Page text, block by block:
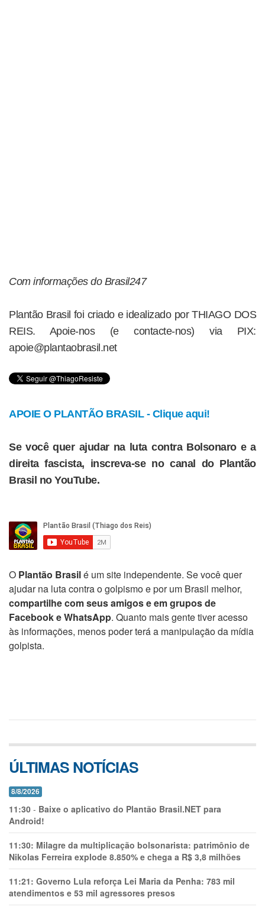
Com informações do Brasil247
Plantão Brasil foi criado e idealizado por THIAGO DOS
REIS. Apoie-nos (e contacte-nos) via PIX:
apoie@plantaobrasil.net
APOIE O PLANTÃO BRASIL - Clique aqui!
Se você quer ajudar na luta contra Bolsonaro e a
direita fascista, inscreva-se no canal do Plantão
Brasil no YouTube.
O Plantão Brasilé um site independente. Se você quer
ajudar na luta contra o golpismo e por um Brasil melhor,
compartilhe com seus amigos e em grupos de
Facebook e WhatsApp. Quanto mais gente tiver acesso
às informações, menos poder terá a manipulação da mídia
golpista.
ÚLTIMAS NOTÍCIAS
8/8/2026
11:30 - Baixe o aplicativo do Plantão Brasil.NET para
Android!
11:30: Milagre da multiplicação bolsonarista: patrimônio de
Nikolas Ferreira explode 8.850% e chega a R$ 3,8 milhões
11:21: Governo Lula reforça Lei Maria da Penha: 783 mil
atendimentos e 53 mil agressores presos